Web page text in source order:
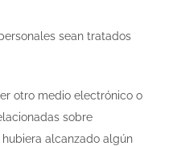
sean tratados
otro medio electrónico o
sobre
alcanzado algún